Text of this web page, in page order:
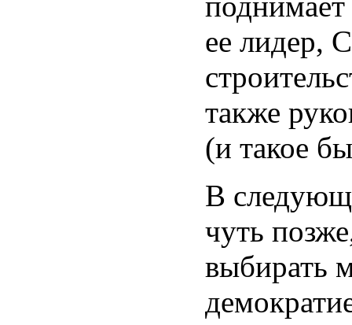
ее лидер,
также
(и такое
В
чуть
выбирать